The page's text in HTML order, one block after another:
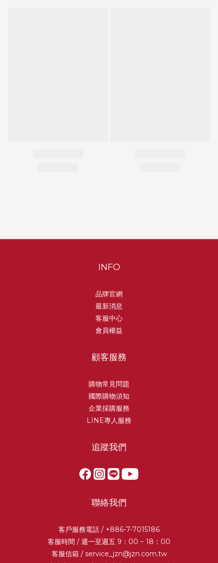
INFO
品牌官網
最新消息
客服中心
會員權益
顧客服務
購物常見問題
國際購物須知
企業採購服務
LINE專人服務
追蹤我們
聯絡我們
客戶服務電話 / +886-7-7015186
客服時間 / 週一至週五 9：00 ~ 18：00
客服信箱 / service_jzn@jzn.com.tw